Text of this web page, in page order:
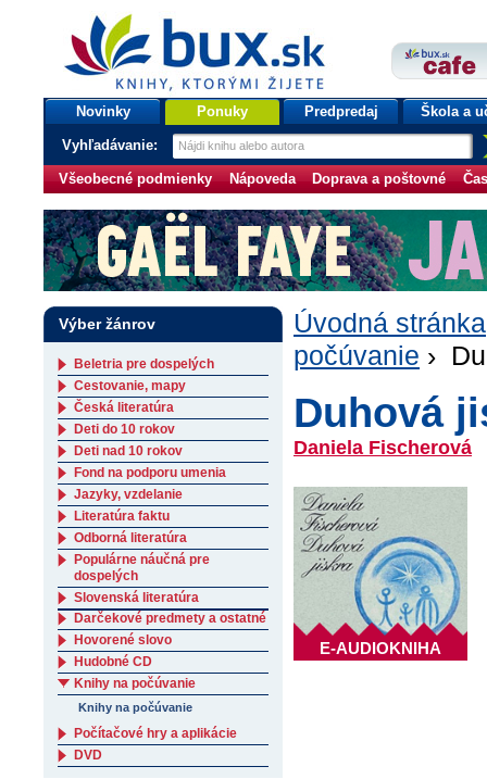
bux.sk
knihy, ktorými žijete
Úvodná stránka
Novinky Ponuky Predpredaj Škola a
Vyhľadávanie:
Všeobecné podmienky Nápoveda Doprava a poštovné
Úvodná stránka
počúvanie ›
Duhová
Daniela Fischerová
E-AUDIOKNIHA
Výber žánrov
Beletria pre dospelých
Cestovanie, mapy
Česká literatúra
Deti do 10 rokov
Deti nad 10 rokov
Fond na podporu umenia
Jazyky, vzdelanie
Literatúra faktu
Odborná literatúra
Populárne náučná pre
dospelých
Slovenská literatúra
Darčekové predmety a ostatné
Hovorené slovo
Hudobné CD
Knihy na počúvanie
Knihy na počúvanie
Počítačové hry a aplikácie
DVD